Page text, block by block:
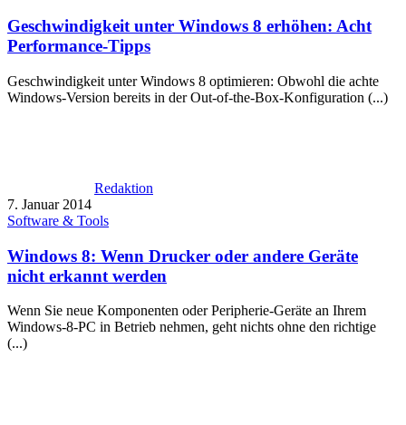
Geschwindigkeit unter Windows 8 erhöhen: Acht
Performance-Tipps
Geschwindigkeit unter Windows 8 optimieren: Obwohl die achte
Windows-Version bereits in der Out-of-the-Box-Konfiguration (...)
Redaktion
7. Januar 2014
Software & Tools
Windows 8: Wenn Drucker oder andere Geräte
nicht erkannt werden
Wenn Sie neue Komponenten oder Peripherie-Geräte an Ihrem
Windows-8-PC in Betrieb nehmen, geht nichts ohne den richtige
(...)